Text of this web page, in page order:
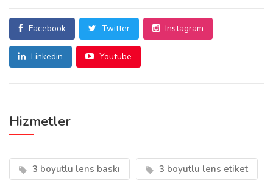
Facebook Twitter Instagram
Linkedin Youtube
Hizmetler
3 boyutlu lens baskı 3 boyutlu lens etiket